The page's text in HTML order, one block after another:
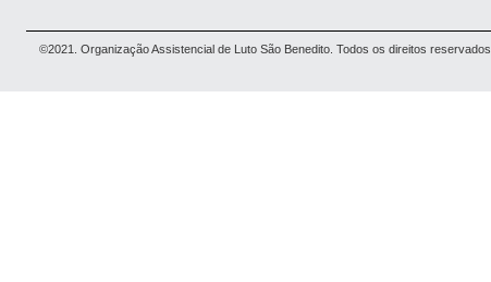
©2021. Organização Assistencial de Luto São Benedito. Todos os direitos reservados.